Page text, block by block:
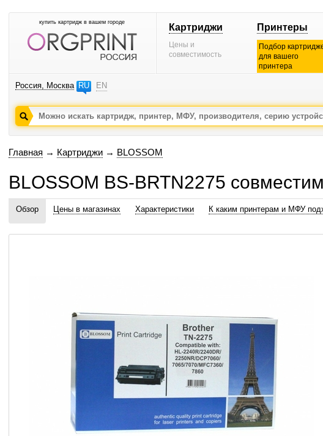
купить картридж в вашем городе Картриджи
Цены и
совместимость
Принтеры
Подбор
для вашего
принтера
Россия, Москва RU EN
Главная → Картриджи → BLOSSOM
BLOSSOM BS-BRTN2275
Обзор Цены в магазинах Характеристики К каким принтерам и МФУ